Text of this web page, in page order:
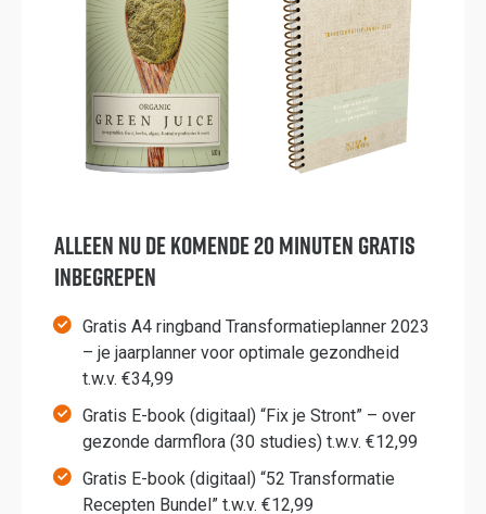
Alleen NU de komende 20 minuten GRATIS
inbegrepen
Gratis A4 ringband Transformatieplanner 2023
– je jaarplanner voor optimale gezondheid
t.w.v. €34,99
Gratis E-book (digitaal) “Fix je Stront” – over
gezonde darmflora (30 studies) t.w.v. €12,99
Gratis E-book (digitaal) “52 Transformatie
Recepten Bundel” t.w.v. €12,99